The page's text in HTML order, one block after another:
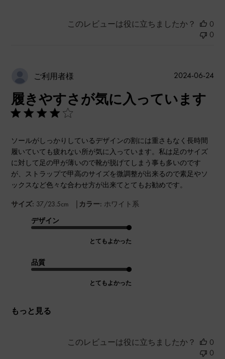
このレビューは役に立ちましたか？
0
0
ご利用者様
履きやすさが気に入っています
ソールがしっかりしているデザインの割には重さもなく長時間
履いていても疲れない所が気に入っています。私は足のサイズ
に対して足の甲が薄いので靴が脱げてしまう事も多いのです
が、ストラップで甲高のサイズを微調整が出来るので素足やソ
ックスなど色々な合わせ方が出来てとてもお勧めです。
サイズ: 37/23.5cm | カラー: ホワイト系
デザイン
とてもよかった
品質
とてもよかった
もっと見る
公
2024-06-24
このレビューは役に立ちましたか？
0
0